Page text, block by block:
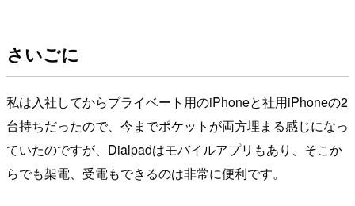
さいごに
私は入社してからプライベート用のiPhoneと社用iPhoneの2
台持ちだったので、今までポケットが両方埋まる感じになっ
ていたのですが、Dialpadはモバイルアプリもあり、そこか
らでも架電、受電もできるのは非常に便利です。